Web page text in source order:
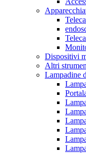
Dispositivi
Altri
Lampadine